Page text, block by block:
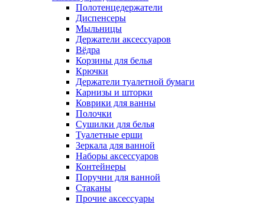
Полотенцедержатели
Диспенсеры
Мыльницы
Держатели аксессуаров
Вёдра
Корзины для белья
Крючки
Держатели туалетной бумаги
Карнизы и шторки
Коврики для ванны
Полочки
Сушилки для белья
Туалетные ерши
Зеркала для ванной
Наборы аксессуаров
Контейнеры
Поручни для ванной
Стаканы
Прочие аксессуары